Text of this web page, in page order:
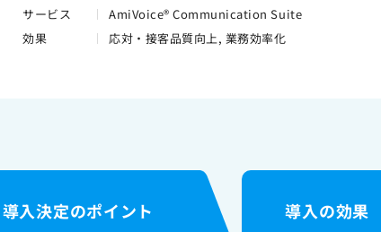
サービス
AmiVoice® Communication Suite
効果
応対・接客品質向上, 業務効率化
導入決定のポイント 導入の効果